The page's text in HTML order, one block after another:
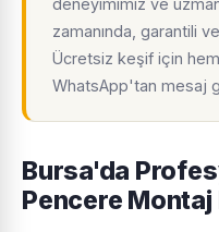
deneyimimiz ve
zamanında, garantili
Ücretsiz keşif için
WhatsApp'tan mesaj
Bursa'da
Pencere